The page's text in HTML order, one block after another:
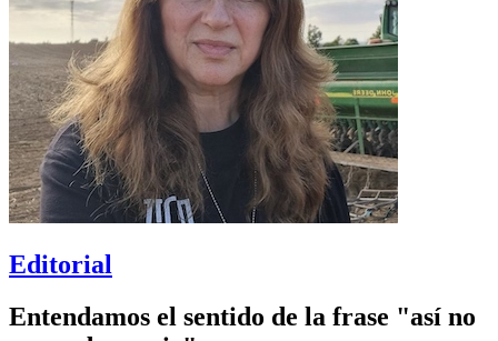
Editorial
Entendamos el sentido de la frase "así no